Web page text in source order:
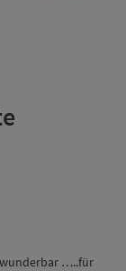
…..für